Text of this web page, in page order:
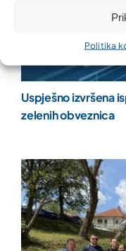
Politika
Uspješno izvršena
zelenih obveznica